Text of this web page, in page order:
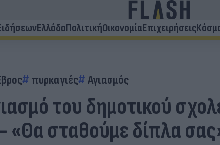
ΕλλάδαΠολιτικήΟικονομίαΕπιχειρήσεις
πυρκαγιές Αγιασμός
του δημοτικού
«Θα σταθούμε δίπλα